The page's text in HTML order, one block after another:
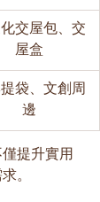
交屋包、交
屋盒
袋、文創周
邊
提升實用
。